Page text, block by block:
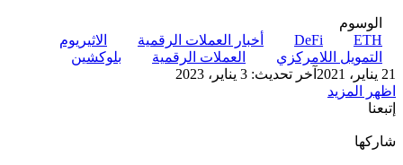
الوسوم
DeFi
ETH أخبار العملات الرقمية
الاثيريوم
التمويل اللامركزي
العملات الرقمية
بلوكشين
21 يناير، 2021
آخر تحديث: 3 يناير، 2023
اظهر المزيد
إتبعنا
شاركها